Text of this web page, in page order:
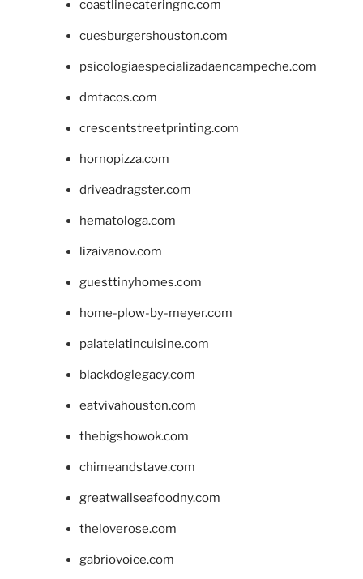
coastlinecateringnc.com
cuesburgershouston.com
psicologiaespecializadaencampeche.com
dmtacos.com
crescentstreetprinting.com
hornopizza.com
driveadragster.com
hematologa.com
lizaivanov.com
guesttinyhomes.com
home-plow-by-meyer.com
palatelatincuisine.com
blackdoglegacy.com
eatvivahouston.com
thebigshowok.com
chimeandstave.com
greatwallseafoodny.com
theloverose.com
gabriovoice.com